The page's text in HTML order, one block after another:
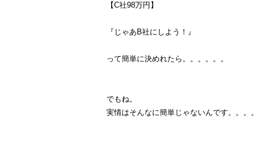
【C社98万円】
『じゃあB社にしよう！』
って簡単に決めれたら。。。。。。
でもね。
実情はそんなに簡単じゃないんです。。。。